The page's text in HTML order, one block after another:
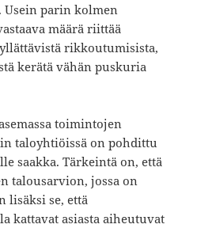
Usein parin kolmen
määrä riittää
rikkoutumisista,
kerätä vähän puskuria
toimintojen
taloyhtiöissä on pohdittu
saakka. Tärkeintä on, että
talousarvion, jossa on
lisäksi se, että
kattavat asiasta aiheutuvat